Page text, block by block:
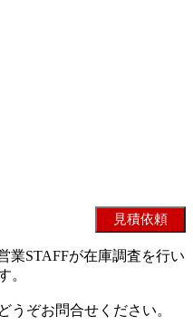
業STAFFが在庫調査を行い
。
うぞお問合せください。